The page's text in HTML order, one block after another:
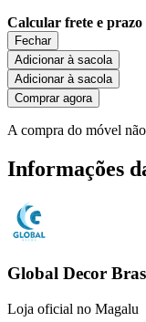
Calcular frete e prazo
Fechar
Adicionar à sacola
Adicionar à sacola
Comprar agora
A compra do móvel
Informações
Global Decor
Loja oficial no Magalu